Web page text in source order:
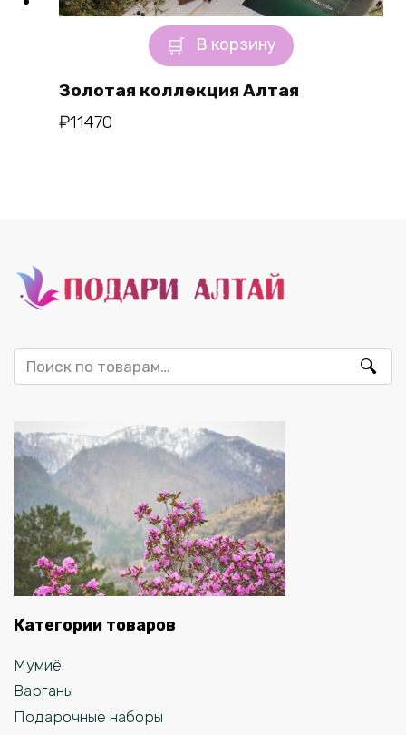
В корзину
Золотая коллекция Алтая
₽11470
Искать:
Категории товаров
Мумиё
Варганы
Подарочные наборы